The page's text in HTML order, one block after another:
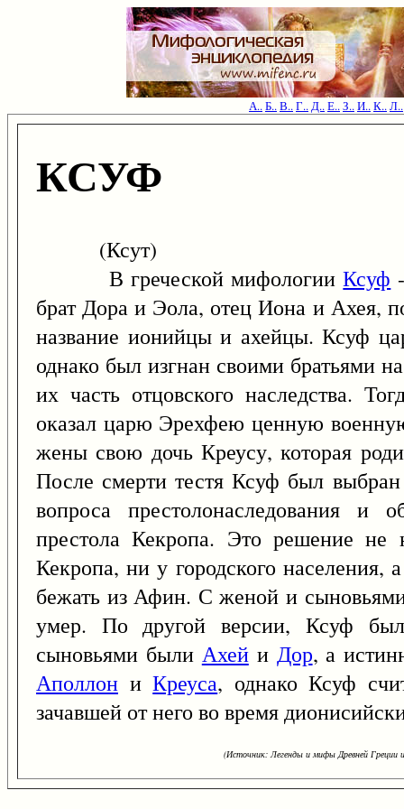
А..Б..В..Г..Д..Е..З..И..К..Л..
КСУФ
(Ксут)
В греческой мифологииКсуф
брат Дора и Эола, отец Иона и Ахея,
название ионийцы и ахейцы. Ксуф
однако был изгнан своими братьями
их часть отцовского наследства.
оказал царю Эрехфею ценную
жены свою дочь Креусу, которая
После смерти тестя Ксуф был
вопроса престолонаследования и
престола Кекропа. Это решение
Кекропа, ни у городского
бежать из Афин. С женой и
умер. По другой версии, Ксуф
сыновьями были Ахейи Дор, а
Аполлон иКреуса, однако Ксуф
зачавшей от него во время
(Источник: Легенды и мифы Древней